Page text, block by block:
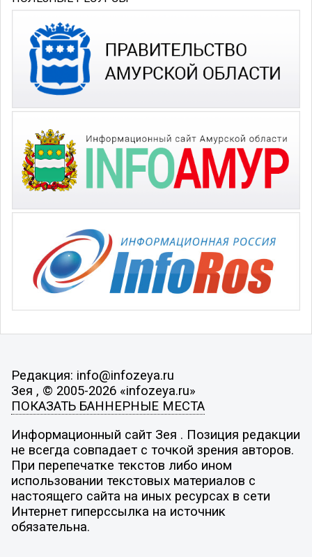
Редакция: info@infozeya.ru
Зея , © 2005-2026 «infozeya.ru»
ПОКАЗАТЬ БАННЕРНЫЕ МЕСТА
Информационный сайт Зея . Позиция редакции
не всегда совпадает с точкой зрения авторов.
При перепечатке текстов либо ином
использовании текстовых материалов с
настоящего сайта на иных ресурсах в сети
Интернет гиперссылка на источник
обязательна.